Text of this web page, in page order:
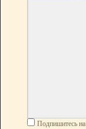
Подпишитесь